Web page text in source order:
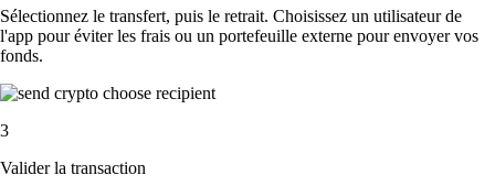
Sélectionnez le transfert, puis le retrait. Choisissez un utilisateur de
l'app pour éviter les frais ou un portefeuille externe pour envoyer vos
fonds.
3
Valider la transaction